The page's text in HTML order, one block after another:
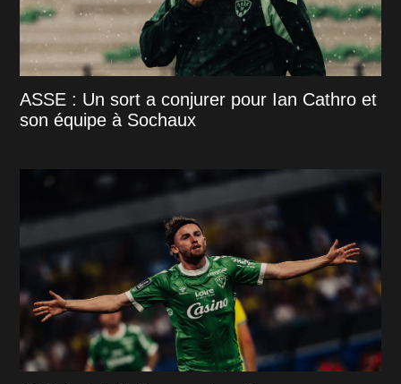
ASSE : Un sort a conjurer pour Ian Cathro et
son équipe à Sochaux